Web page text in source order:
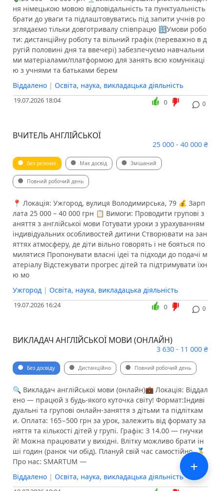
ня німецькою мовою відповідальність та пунктуальність
брати до уваги та підлаштовуватись під запити учнів ро
зглядаємо тільки довготривалу співпрацю 🔢Умови робо
ти: дистанційну роботу та вільний графік (переважно в д
ругій половині дня та ввечері) забезпечуємо навчальни
ми матеріалами/платформою для занять всю комунікаці
ю з учнями та батьками берем
Віддалено | Освіта, наука, викладацька діяльність
19.07.2026 18:04 0
0
ВЧИТЕЛЬ АНГЛІЙСЬКОЇ
25 000 - 40 000 ₴
Без резюме Має досвід Змішаний
Повний робочий день
📍 Локація: Ужгород, вулиця Володимирська, 79 💰 Зарп
лата 25 000 – 40 000 грн 📋 Вимоги: Проводити групові з
аняття з англійської мови Готувати уроки з урахуванням
індивідуальних особливостей дитини Створювати на зан
яттях атмосферу, де діти вільно говорять і не бояться по
милятися Пропонувати власні ідеї та підходи до подачі м
атеріалу Відстежувати прогрес дітей та підтримувати їхн
ю мо
Ужгород | Освіта, наука, викладацька діяльність
19.07.2026 16:24 0
0
ВИКЛАДАЧ АНГЛІЙСЬКОЇ МОВИ (ОНЛАЙН)
3 630 - 11 000 ₴
Без досвіду Дистанційно Повний робочий день
🔍 Викладач англійської мови (онлайн)💼 Локація: Віддал
ено — працюй з будь-якого куточка світу! Формат:Індиві
дуальні та групові онлайн-заняття з дітьми та підліткам
и. Оплата: 165−500 грн за урок, залежить від формату за
няття та кількості дітей у групі. Графік: З 14.00 — гнучки
й! Можна працювати у вихідні. Влітку можливо брати ін
ші годин (ранок чи обід). Плануй свій час самостійно. 🥇
Про нас: SMARTUM —
Віддалено | Освіта, наука, викладацька діяльність
+